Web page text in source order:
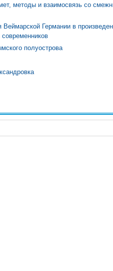
методы и взаимосвязь со
Веймарской Германии в
полуострова